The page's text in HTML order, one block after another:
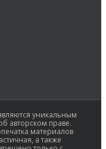
уникальным
авторском праве.
материалов
а также